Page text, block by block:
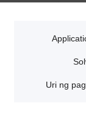
Uri ng